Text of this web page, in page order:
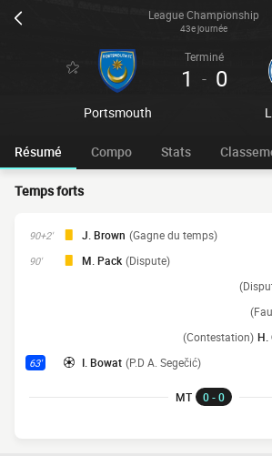
League Championship
43e journée
Portsmouth
Terminé
1 - 0
Résumé Compo Stats
Temps forts
90+2' J. Brown (Gagne du temps)
90' M. Pack (Dispute)
H.
(Contestation)
63' I. Bowat (P.D A. Segečić)
MT 0 - 0